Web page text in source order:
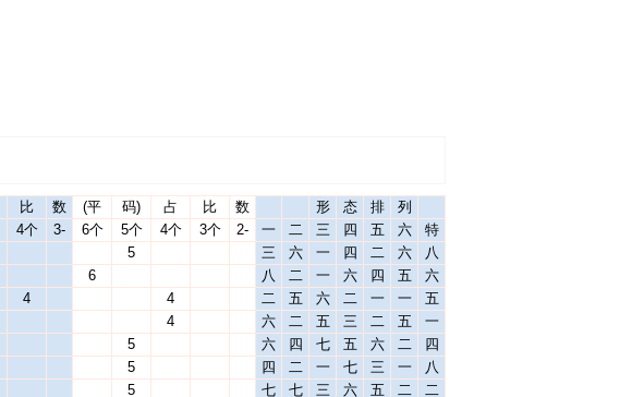
比 数 (平 码) 占 比 数 形 态 排
列
4个 3- 6个 5个 4个 3个 2- 一 二 三 四 五 六
特
5 三 六 一 四 二 六
八
6 八 二 一 六 四 五
六
4 4 二 五 六 二 一 一
五
4 六 二 五 三 二 五
一
5 六 四 七 五 六 二
四
5 四 二 一 七 三 一
八
5 七 七 三 六 五 二
二